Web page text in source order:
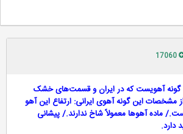
گونه آهویست که در ایران و قسمت‌های خشک
این گونه آهوی ایرانی: ارتفاع این آهو
است./ ماده‌ آهوها معمولاً شاخ ندارند./ پیشانی